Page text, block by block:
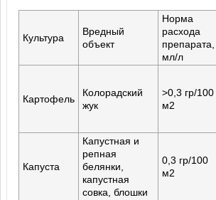
Культура
Вредный
объект
Норма
расхода
препарата,
мл/л
Картофель
Колорадский
жук
>0,3 гр/100
м2
Капуста
Капустная и
репная
белянки,
капустная
совка, блошки
0,3 гр/100
м2